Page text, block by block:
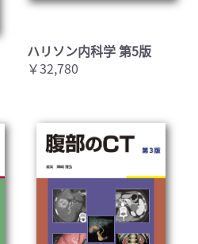
ハリソン内科学 第5版
￥32,780